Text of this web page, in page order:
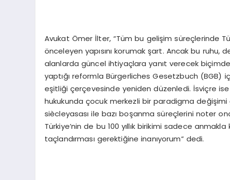
Avukat Ömer İlter, “Tüm bu gelişim süreçlerinde
önceleyen yapısını korumak şart. Ancak bu ruhu,
alanlarda güncel ihtiyaçlara yanıt verecek
yaptığı reformla Bürgerliches Gesetzbuch (BGB)
eşitliği çerçevesinde yeniden düzenledi. İsviçre
hukukunda çocuk merkezli bir paradigma değişimi
siècleyasası ile bazı boşanma süreçlerini noter
Türkiye’nin de bu 100 yıllık birikimi sadece
taçlandırması gerektiğine inanıyorum” dedi.